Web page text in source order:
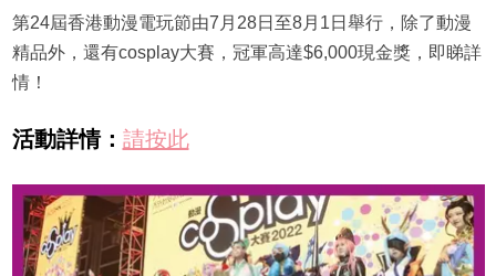
第24屆香港動漫電玩節由7月28日至8月1日舉行，除了動漫
精品外，還有cosplay大賽，冠軍高達$6,000現金獎，即睇詳
情！
活動詳情： 請按此